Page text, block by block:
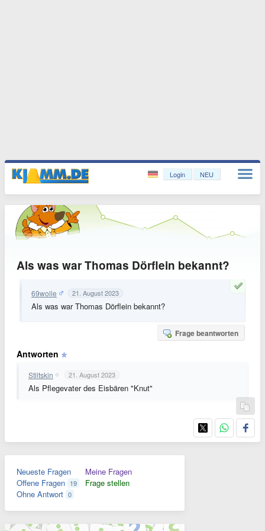
Login NEU
Als was war Thomas Dörflein bekannt?
69wolle 21. August 2023
Als was war Thomas Dörflein bekannt?
Frage beantworten
Antworten
Stiltskin 21. August 2023
Als Pflegevater des Eisbären "Knut"
Neueste Fragen
Offene Fragen 19
Ohne Antwort 0
Meine Fragen
Frage stellen